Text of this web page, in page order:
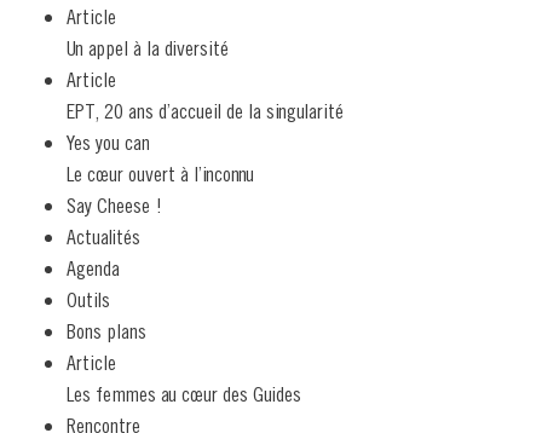
Article
Un appel à la diversité
Article
EPT, 20 ans d’accueil de la singularité
Yes you can
Le cœur ouvert à l’inconnu
Say Cheese !
Actualités
Agenda
Outils
Bons plans
Article
Les femmes au cœur des Guides
Rencontre